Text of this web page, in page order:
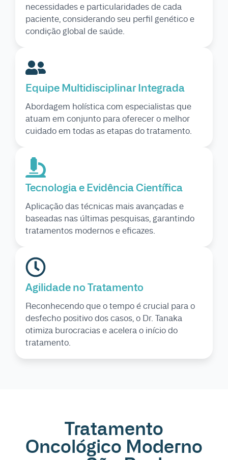
necessidades e particularidades de cada
paciente, considerando seu perfil genético e
condição global de saúde.
Equipe Multidisciplinar Integrada
Abordagem holística com especialistas que
atuam em conjunto para oferecer o melhor
cuidado em todas as etapas do tratamento.
Tecnologia e Evidência Científica
Aplicação das técnicas mais avançadas e
baseadas nas últimas pesquisas, garantindo
tratamentos modernos e eficazes.
Agilidade no Tratamento
Reconhecendo que o tempo é crucial para o
desfecho positivo dos casos, o Dr. Tanaka
otimiza burocracias e acelera o início do
tratamento.
Tratamento
Oncológico Moderno